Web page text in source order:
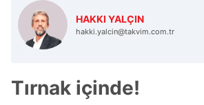
HAKKI YALÇIN
hakki.yalcin@takvim.com.tr
Tırnak içinde!